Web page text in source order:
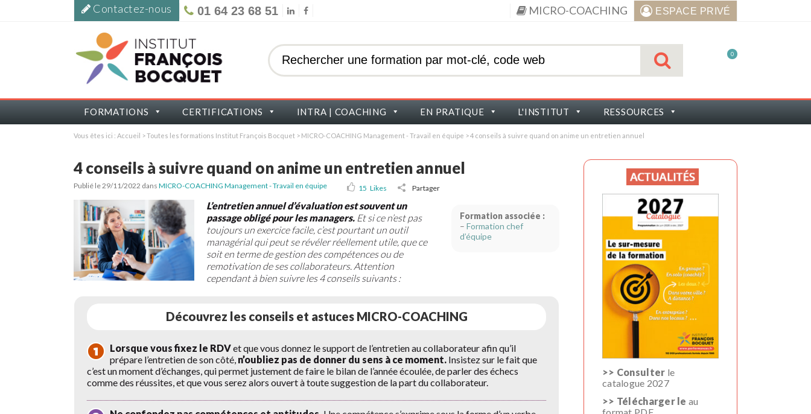
Contactez-nous 01 64 23 68 51 MICRO-COACHING ESPACE PRIVÉ
0
FORMATIONS CERTIFICATIONS INTRA | COACHING EN PRATIQUE L'INSTITUT RESSOURCES
Vous êtes ici : Accueil >Toutes les formations Institut François Bocquet > MICRO-COACHING Management - Travail en équipe >4 conseils à suivre quand on anime un entretien annuel
4 conseils à suivre quand on anime un entretien annuel
Publié le 29/11/2022 dans MICRO-COACHING Management - Travail en équipe 15 Likes Partager
L’entretien annuel d’évaluation est souvent un
passage obligé pour les managers. Et si ce n’est pas
toujours un exercice facile, c’est pourtant un outil
managérial qui peut se révéler réellement utile, que ce
soit en terme de gestion des compétences ou de
remotivation de ses collaborateurs. Attention
cependant à bien suivre les 4 conseils suivants :
Formation associée :
–Formation chef
d’équipe
Découvrez les conseils et astuces MICRO-COACHING
Lorsque vous fixez le RDVet que vous donnez le support de l’entretien au collaborateur afin qu’il
prépare l’entretien de son côté, n’oubliez pas de donner du sens à ce moment. Insistez sur le fait que
c’est un moment d’échanges, qui permet justement de faire le bilan de l’année écoulée, de parler des échecs
comme des réussites, et que vous serez alors ouvert à toute suggestion de la part du collaborateur.
>> Consulter le
catalogue 2027
>> Télécharger le au